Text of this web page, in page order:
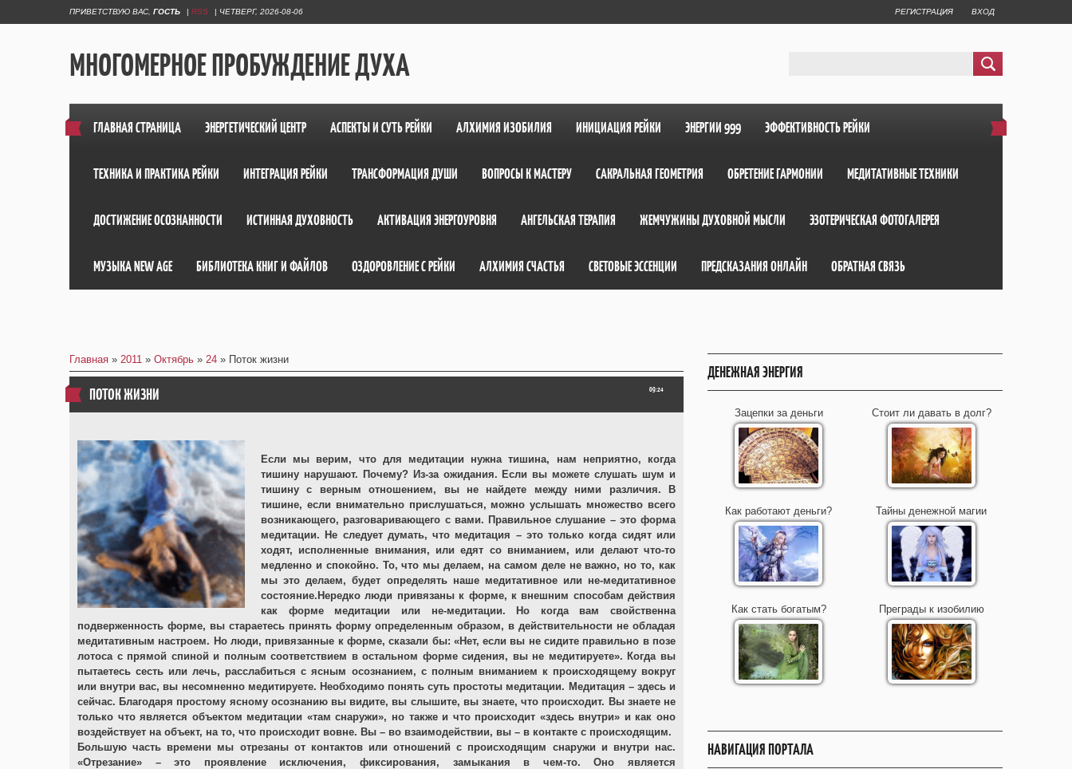
ПРИВЕТСТВУЮ ВАС ГОСТЬ | RSS | ЧЕТВЕРГ, 2026-08-06 РЕГИСТРАЦИЯ ВХОД
МНОГОМЕРНОЕ ПРОБУЖДЕНИЕ ДУХА
ГЛАВНАЯ СТРАНИЦА ЭНЕРГЕТИЧЕСКИЙ ЦЕНТР АСПЕКТЫ И СУТЬ РЕЙКИ АЛХИМИЯ ИЗОБИЛИЯ ИНИЦИАЦИЯ РЕЙКИ ЭНЕРГИИ 999 ЭФФЕКТИВНОСТЬ РЕЙКИ
ТЕХНИКА И ПРАКТИКА РЕЙКИ ИНТЕГРАЦИЯ РЕЙКИ ТРАНСФОРМАЦИЯ ДУШИ ВОПРОСЫ К МАСТЕРУ САКРАЛЬНАЯ ГЕОМЕТРИЯ ОБРЕТЕНИЕ ГАРМОНИИ МЕДИТАТИВНЫЕ ТЕХНИКИ
ДОСТИЖЕНИЕ ОСОЗНАННОСТИ ИСТИННАЯ ДУХОВНОСТЬ АКТИВАЦИЯ ЭНЕРГОУРОВНЯ АНГЕЛЬСКАЯ ТЕРАПИЯ ЖЕМЧУЖИНЫ ДУХОВНОЙ МЫСЛИ ЭЗОТЕРИЧЕСКАЯ ФОТОГАЛЕРЕЯ
МУЗЫКА NEW AGE БИБЛИОТЕКА КНИГ И ФАЙЛОВ ОЗДОРОВЛЕНИЕ С РЕЙКИ АЛХИМИЯ СЧАСТЬЯ СВЕТОВЫЕ ЭССЕНЦИИ ПРЕДСКАЗАНИЯ ОНЛАЙН ОБРАТНАЯ СВЯЗЬ
Главная » 2011 » Октябрь » 24 » Поток жизни
09:24
ПОТОК ЖИЗНИ
Если мы верим, что для медитации нужна тишина, нам неприятно, когда
тишину нарушают. Почему? Из-за ожидания. Если вы можете слушать шум и
тишину с верным отношением, вы не найдете между ними различия. В
тишине, если внимательно прислушаться, можно услышать множество всего
возникающего, разговаривающего с вами. Правильное слушание – это форма
медитации. Не следует думать, что медитация – это только когда сидят или
ходят, исполненные внимания, или едят со вниманием, или делают что-то
медленно и спокойно. То, что мы делаем, на самом деле не важно, но то, как
мы это делаем, будет определять наше медитативное или не-медитативное
состояние.Нередко люди привязаны к форме, к внешним способам действия
как форме медитации или не-медитации. Но когда вам свойственна
подверженность форме, вы стараетесь принять форму определенным образом, в действительности не обладая
медитативным настроем. Но люди, привязанные к форме, сказали бы: «Нет, если вы не сидите правильно в позе
лотоса с прямой спиной и полным соответствием в остальном форме сидения, вы не медитируете». Когда вы
пытаетесь сесть или лечь, расслабиться с ясным осознанием, с полным вниманием к происходящему вокруг
или внутри вас, вы несомненно медитируете. Необходимо понять суть простоты медитации. Медитация – здесь и
сейчас. Благодаря простому ясному осознанию вы видите, вы слышите, вы знаете, что происходит. Вы знаете не
только что является объектом медитации «там снаружи», но также и что происходит «здесь внутри» и как оно
воздействует на объект, на то, что происходит вовне. Вы – во взаимодействии, вы – в контакте с происходящим.
Большую часть времени мы отрезаны от контактов или отношений с происходящим снаружи и внутри нас.
«Отрезание» – это проявление исключения, фиксирования, замыкания в чем-то. Оно является
ДЕНЕЖНАЯ ЭНЕРГИЯ
Зацепки за деньги Стоит ли давать в долг?
Как работают деньги? Тайны денежной магии
Как стать богатым? Преграды к изобилию
НАВИГАЦИЯ ПОРТАЛА